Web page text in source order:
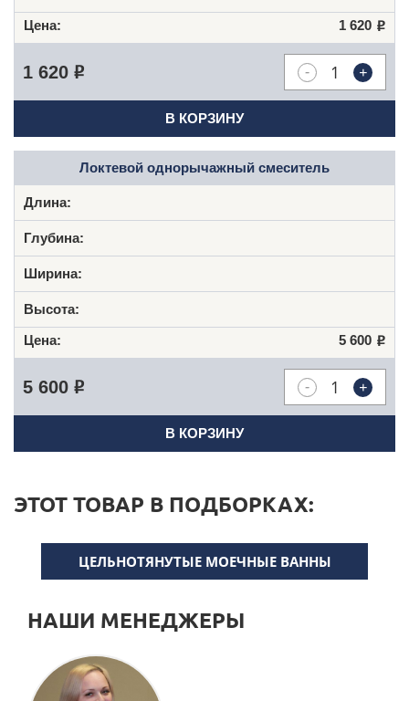
1 620 Р
- +
1 620 Р
В КОРЗИНУ
Локтевой однорычажный смеситель
5 600 Р
- +
5 600 Р
В КОРЗИНУ
ЭТОТ ТОВАР В ПОДБОРКАХ:
ЦЕЛЬНОТЯНУТЫЕ МОЕЧНЫЕ ВАННЫ
НАШИ МЕНЕДЖЕРЫ